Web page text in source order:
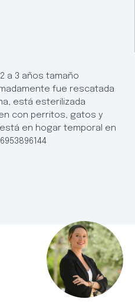
a 3 años tamaño
fue rescatada
está esterilizada
con perritos, gatos y
en hogar temporal en